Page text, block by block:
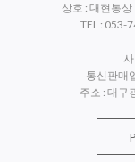
상호 : 대현통
TEL : 053-
통신판매
주소 : 대구